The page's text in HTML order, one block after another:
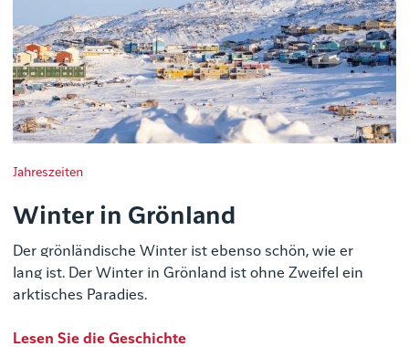
Jahreszeiten
Winter in Grönland
Der grönländische Winter ist ebenso schön, wie er
lang ist. Der Winter in Grönland ist ohne Zweifel ein
arktisches Paradies.
Lesen Sie die Geschichte